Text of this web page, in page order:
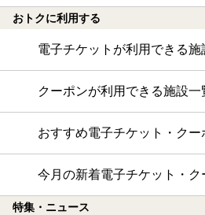
おトクに利用する
電子チケットが利用できる施
クーポンが利用できる施設一
おすすめ電子チケット・クー
今月の新着電子チケット・ク
特集・ニュース